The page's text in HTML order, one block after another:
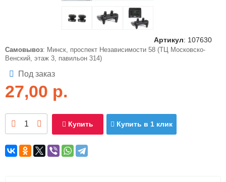
Артикул: 107630
Самовывоз: Минск, проспект Независимости 58 (ТЦ Московско-
Венский, этаж 3, павильон 314)
Под заказ
27,00 р.
Купить Купить в 1 клик